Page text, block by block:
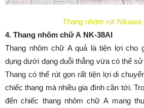
Thang nhôm rút Nikawa
4. Thang nhôm chữ A NK-38AI
Thang nhôm chữ A quả là tiện lợi cho
dụng dưới dạng duỗi thẳng vừa có thể
Thang có thể rút gọn rất tiện lợi di
chiếc thang mà nhiều gia đình cần tới.
đến chiếc thang nhôm chữ A mang